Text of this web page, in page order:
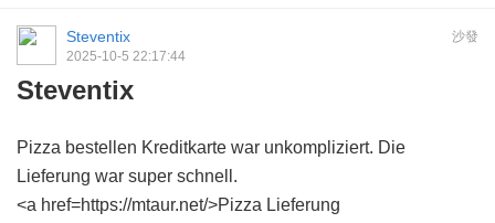
沙發
Steventix
2025-10-5 22:17:44
Steventix
Pizza bestellen Kreditkarte war unkompliziert. Die
Lieferung war super schnell.
<a href=https://mtaur.net/>Pizza Lieferung